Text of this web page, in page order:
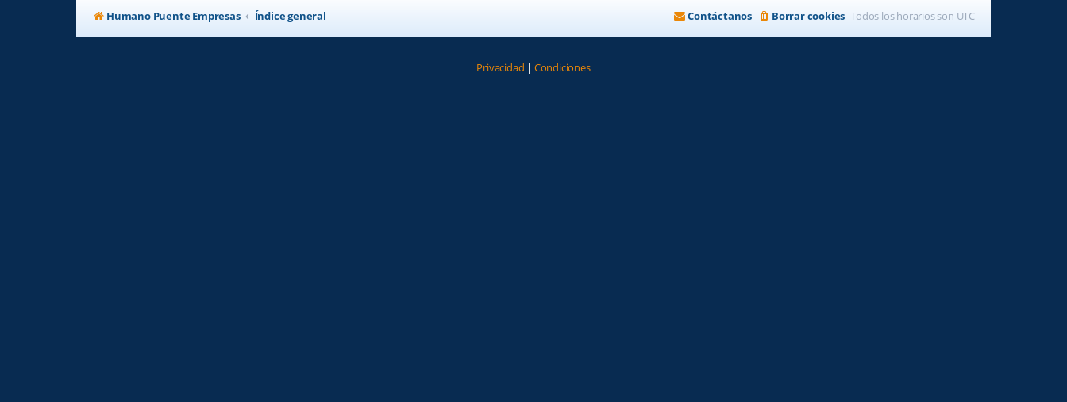
Humano Puente Empresas Índice general Todos los horarios son UTC
Borrar cookies
Contáctanos
Privacidad | Condiciones